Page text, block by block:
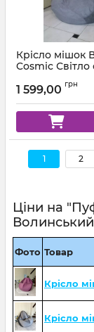
Крісло мішок
Cosmic Світло
1 599,00 грн
1 2
Ціни на
Фото Товар
Крісло
Крісло